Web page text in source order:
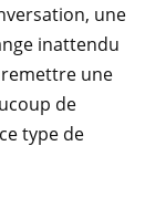
une
inattendu
une
de
type de